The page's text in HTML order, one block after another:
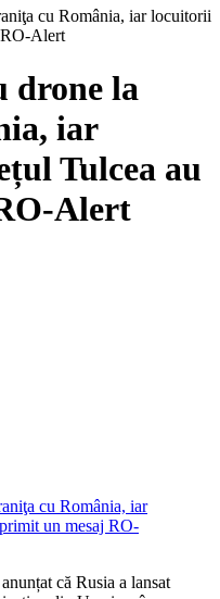
cu România, iar locuitorii
Alert
drone la
iar
Tulcea au
Alert
că Rusia a lansat